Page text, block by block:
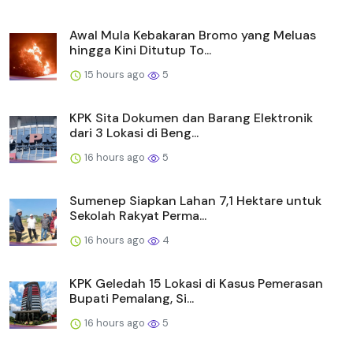
Awal Mula Kebakaran Bromo yang Meluas
hingga Kini Ditutup To...
15 hours ago 5
KPK Sita Dokumen dan Barang Elektronik
dari 3 Lokasi di Beng...
16 hours ago 5
Sumenep Siapkan Lahan 7,1 Hektare untuk
Sekolah Rakyat Perma...
16 hours ago 4
KPK Geledah 15 Lokasi di Kasus Pemerasan
Bupati Pemalang, Si...
16 hours ago 5